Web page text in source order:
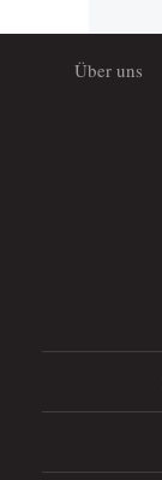
Über uns